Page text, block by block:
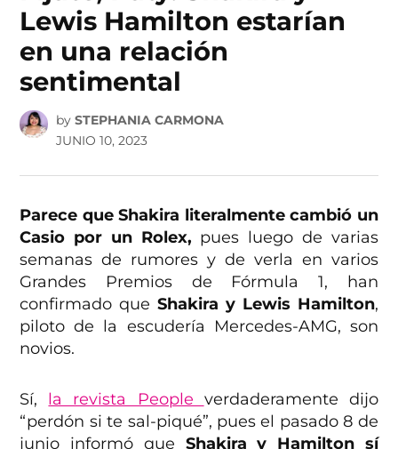
Lewis Hamilton estarían
en una relación
sentimental
by STEPHANIA CARMONA
JUNIO 10, 2023
Parece que Shakira literalmente cambió un
Casio por un Rolex, pues luego de varias
semanas de rumores y de verla en varios
Grandes Premios de Fórmula 1, han
confirmado queShakira y Lewis Hamilton,
piloto de la escudería Mercedes-AMG, son
novios.
Sí, la revista People verdaderamente dijo
“perdón si te sal-piqué”, pues el pasado 8 de
junio informó que Shakira y Hamilton sí